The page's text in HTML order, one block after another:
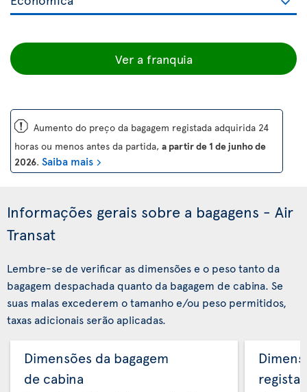
Ver a franquia
ü Aumento do preço da bagagem registada adquirida 24
horas ou menos antes da partida, a partir de 1 de junho de
2026. Saiba mais
Informações gerais sobre a bagagens - Air
Transat
Lembre-se de verificar as dimensões e o peso tanto da
bagagem despachada quanto da bagagem de cabina. Se
suas malas excederem o tamanho e/ou peso permitidos,
taxas adicionais serão aplicadas.
Dimensões da bagagem
de cabina